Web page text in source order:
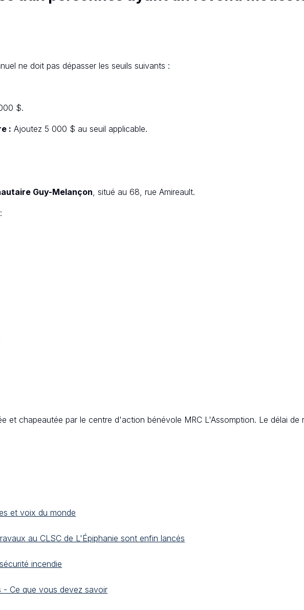
ne doit pas dépasser les seuils suivants :
$.
: Ajoutez 5 000 $ au seuil applicable.
Guy-Melançon , situé au 68, rue Amireault.
et chapeautée par le centre d'action bénévole MRC L'Assomption. Le délai
et voix du monde
au CLSC de L'Épiphanie sont enfin lancés
incendie
- Ce que vous devez savoir